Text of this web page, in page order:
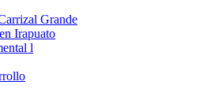
Grande
Irapuato
l